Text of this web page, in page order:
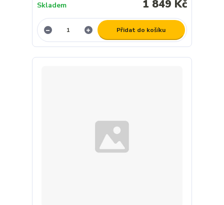
1 849 Kč
Skladem
Přidat do košíku